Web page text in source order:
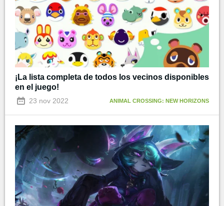
¡La lista completa de todos los vecinos disponibles
en el juego!
23 nov 2022 ANIMAL CROSSING: NEW HORIZONS